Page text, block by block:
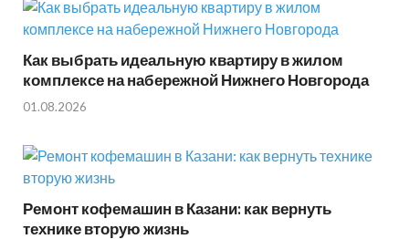
Как выбрать идеальную квартиру в жилом
комплексе на набережной Нижнего Новгорода
01.08.2026
Ремонт кофемашин в Казани: как вернуть
технике вторую жизнь